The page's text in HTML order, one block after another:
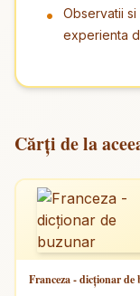
Observatii
experienta
Cărți de la
Franceza - dicţionar de